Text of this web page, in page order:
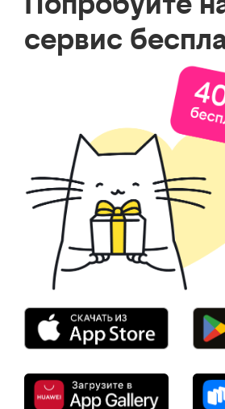
сервис